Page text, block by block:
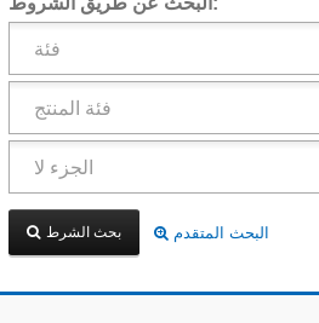
بحث الشرط البحث المتقدم